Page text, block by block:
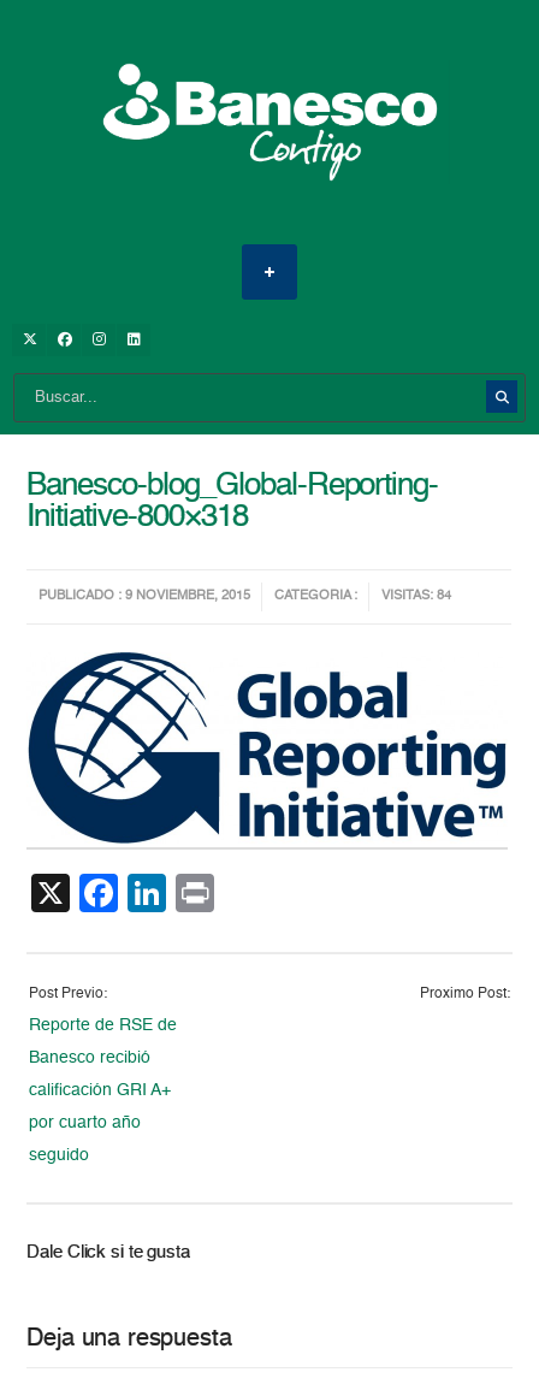
Banesco-blog_Global-Reporting-
Initiative-800×318
PUBLICADO : 9 NOVIEMBRE, 2015 CATEGORIA : VISITAS: 84
X Facebook
LinkedIn
Post Previo:
Reporte de RSE de
Banesco recibió
calificación GRI A+
por cuarto año
seguido
Proximo Post:
Dale Click si te gusta
Deja una respuesta